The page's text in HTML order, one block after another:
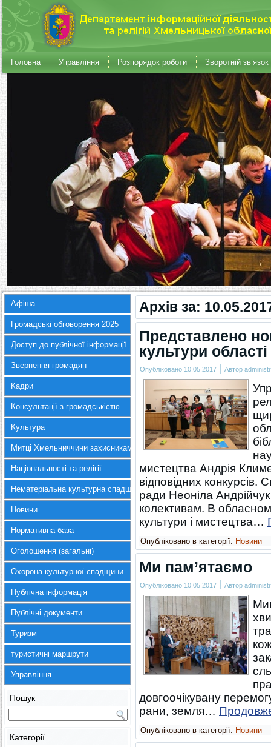
Головна Управління Розпорядок роботи Зворотній зв’язок
Афіша
Громадські обговорення 2025
Доступ до публічної інформації
Звернення громадян
Кадри
Консультації з громадськістю
Культура
Митці Хмельниччини захисникам України
Національності та релігії
Нематеріальна культурна спадщина
Новини
Нормативна база
Оголошення (загальні)
Охорона культурної спадщини
Публічна інформація
Публічні документи
Туризм
туристичні маршрути
Управління
Пошук
Категорії
Архів за:
Представлено
культури області
Опубліковано 10.05.2017 | Автор
мистецтва Андрія
відповідних конкурсів.
ради Неоніла
колективам. В
культури і мистецтва…
Опубліковано в категорії: Новини
Ми пам’ятаємо
Опубліковано 10.05.2017 | Автор
довгоочікувану
рани, земля…
Опубліковано в категорії: Новини